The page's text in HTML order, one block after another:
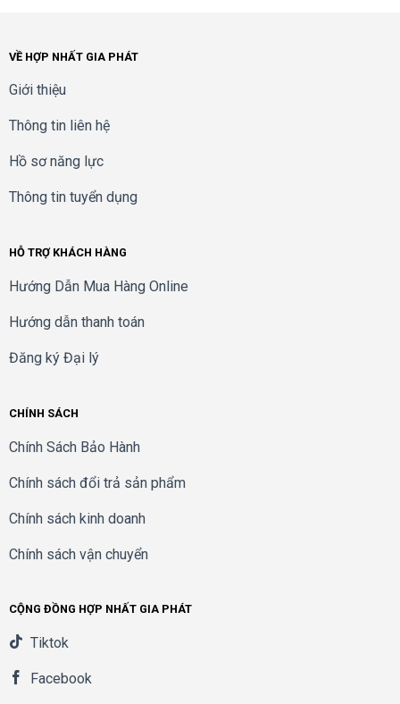
VỀ HỢP NHẤT GIA PHÁT
Giới thiệu
Thông tin liên hệ
Hồ sơ năng lực
Thông tin tuyển dụng
HỖ TRỢ KHÁCH HÀNG
Hướng Dẫn Mua Hàng Online
Hướng dẫn thanh toán
Đăng ký Đại lý
CHÍNH SÁCH
Chính Sách Bảo Hành
Chính sách đổi trả sản phẩm
Chính sách kinh doanh
Chính sách vận chuyển
CỘNG ĐỒNG HỢP NHẤT GIA PHÁT
Tiktok
Facebook